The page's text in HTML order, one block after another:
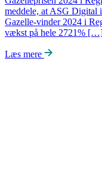
meddele, at ASG Digital
Gazelle-vinder 2024 i
vækst på hele 2721%
Læs mere